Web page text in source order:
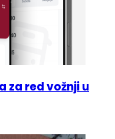
red vožnji u